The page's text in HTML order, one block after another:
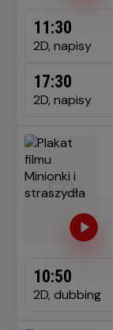
11:30
2D, napisy
17:30
2D, napisy
10:50
2D, dubbing